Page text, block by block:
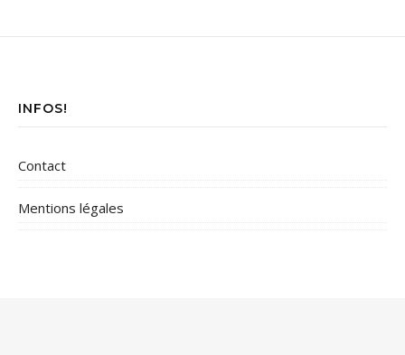
INFOS!
Contact
Mentions légales